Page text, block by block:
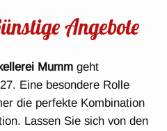
Angebote
Mumm geht
Eine besondere Rolle
die perfekte Kombination
Lassen Sie sich von den